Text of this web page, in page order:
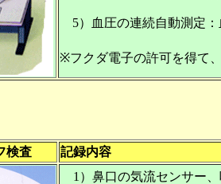
5）血圧の連続自動測定：
※フクダ電子の許可を得て
検査
記録内容
1）鼻口の気流センサー